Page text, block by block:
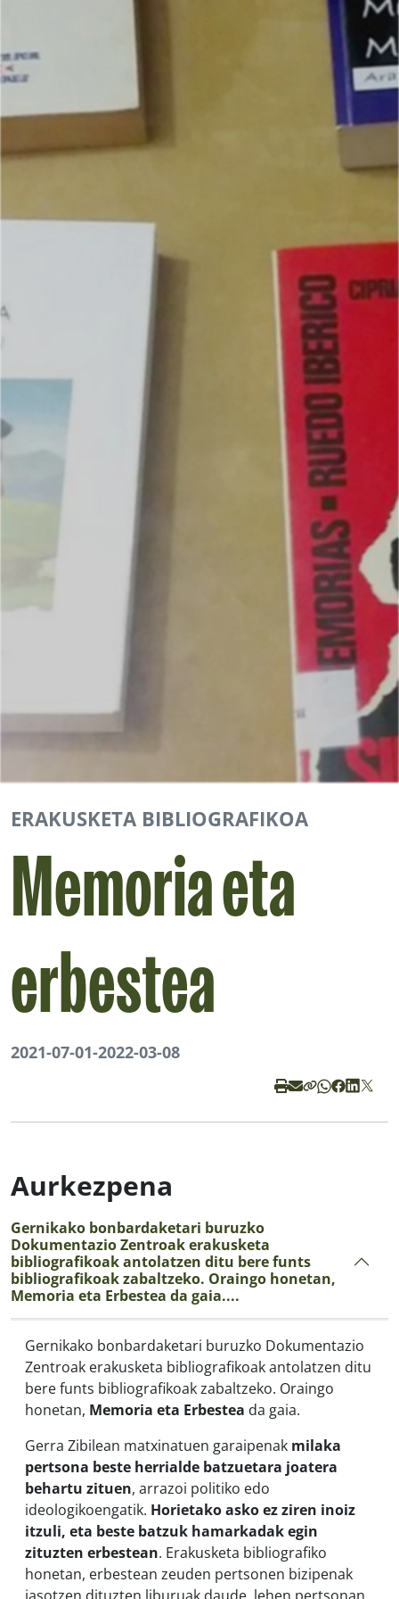
ERAKUSKETA BIBLIOGRAFIKOA
Memoria eta
erbestea
2021-07-01-2022-03-08
Aurkezpena
Gernikako bonbardaketari buruzko
Dokumentazio Zentroak erakusketa
bibliografikoak antolatzen ditu bere funts
bibliografikoak zabaltzeko. Oraingo honetan,
Memoria eta Erbestea da gaia....
Gernikako bonbardaketari buruzko Dokumentazio
Zentroak erakusketa bibliografikoak antolatzen ditu
bere funts bibliografikoak zabaltzeko. Oraingo
honetan, Memoria eta Erbestea da gaia.
Gerra Zibilean matxinatuen garaipenak milaka
pertsona beste herrialde batzuetara joatera
behartu zituen, arrazoi politiko edo
ideologikoengatik. Horietako asko ez ziren inoiz
itzuli, eta beste batzuk hamarkadak egin
zituzten erbestean. Erakusketa bibliografiko
honetan, erbestean zeuden pertsonen bizipenak